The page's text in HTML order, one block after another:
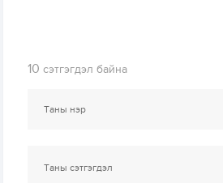
10 сэтгэгдэл байна